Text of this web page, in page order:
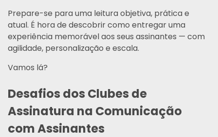
Prepare-se para uma leitura objetiva, prática e
atual. É hora de descobrir como entregar uma
experiência memorável aos seus assinantes — com
agilidade, personalização e escala.
Vamos lá?
Desafios dos Clubes de
Assinatura na Comunicação
com Assinantes